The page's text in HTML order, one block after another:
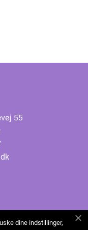
dine indstillinger,